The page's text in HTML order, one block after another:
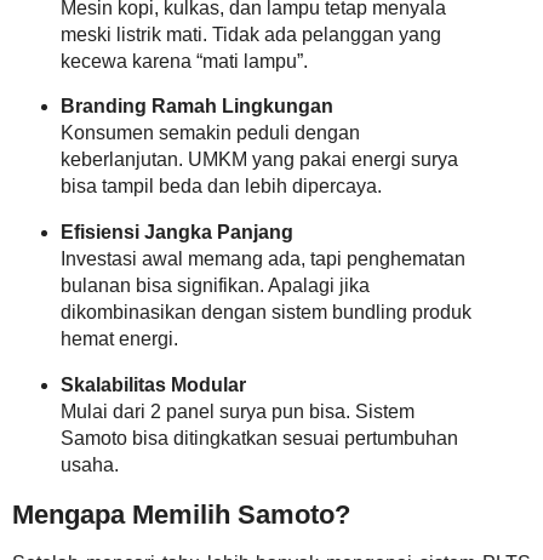
Mesin kopi, kulkas, dan lampu tetap menyala
meski listrik mati. Tidak ada pelanggan yang
kecewa karena “mati lampu”.
Branding Ramah Lingkungan
Konsumen semakin peduli dengan
keberlanjutan. UMKM yang pakai energi surya
bisa tampil beda dan lebih dipercaya.
Efisiensi Jangka Panjang
Investasi awal memang ada, tapi penghematan
bulanan bisa signifikan. Apalagi jika
dikombinasikan dengan sistem bundling produk
hemat energi.
Skalabilitas Modular
Mulai dari 2 panel surya pun bisa. Sistem
Samoto bisa ditingkatkan sesuai pertumbuhan
usaha.
Mengapa Memilih Samoto?